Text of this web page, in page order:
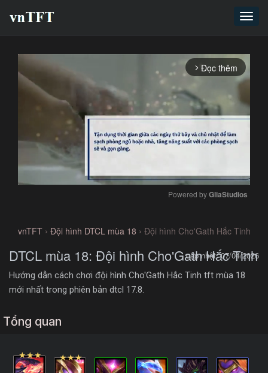
arrow_forward_ios Đọc thêm
Powered by GliaStudios
vnTFT › Đội hình DTCL mùa 18 › Đội hình Cho'Gath Hắc Tinh
DTCL mùa 18: Đội hình Cho'Gath Hắc Tinh
cập nhật: 07/04/2026
Hướng dẫn cách chơi đội hình Cho'Gath Hắc Tinh tft mùa 18
mới nhất trong phiên bản dtcl 17.8.
Tổng quan